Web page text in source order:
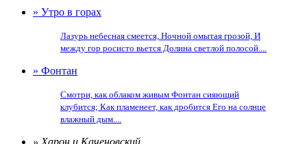
» Утро в горах
Лазурь небесная смеется, Ночной омытая грозой, И
между гор росисто вьется Долина светлой полосой....
» Фонтан
Смотри, как облаком живым Фонтан сияющий
клубится; Как пламенеет, как дробится Его на солнце
влажный дым....
» Харон и Каченовский